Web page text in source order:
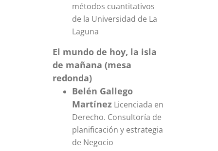
métodos cuantitativos
de la Universidad de La
Laguna
El mundo de hoy, la isla
de mañana (mesa
redonda)
Belén Gallego
MartínezLicenciada en
Derecho. Consultoría de
planificación y estrategia
de Negocio